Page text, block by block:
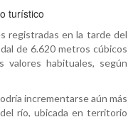
turístico
registradas en la tarde del
de 6.620 metros cúbicos
valores habituales, según
incrementarse aún más
río, ubicada en territorio